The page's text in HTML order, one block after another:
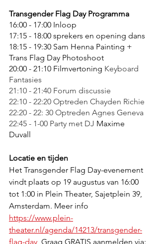
Transgender Flag Day Programma
16:00 - 17:00 Inloop
17:15 - 18:00 sprekers en opening dans
18:15 - 19:30 Sam Henna Painting +
Trans Flag Day Photoshoot
20:00 - 21:10 Filmvertoning Keyboard
Fantasies
21:10 - 21:40 Forum discussie
22:10 - 22:20 Optreden Chayden Richie
22:20 - 22: 30 Optreden Agnes Geneva
22:45 - 1-00 Party met DJ Maxime
Duvall
Locatie en tijden
Het Transgender Flag Day-evenement
vindt plaats op 19 augustus van 16:00
tot 1:00 in Plein Theater, Sajetplein 39,
Amsterdam. Meer info
https://www.plein-
theater.nl/agenda/14213/transgender-
flag-day
  Graag GRATIS aanmelden via: